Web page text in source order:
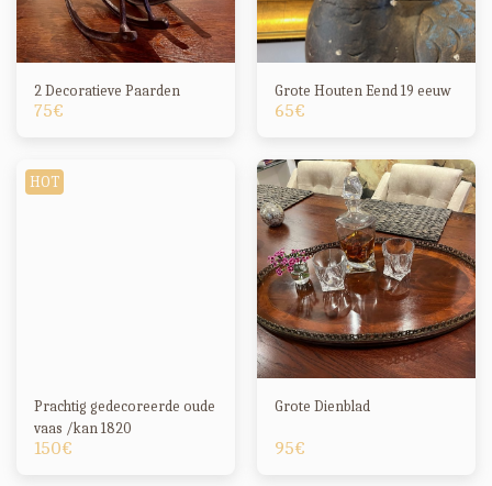
2 Decoratieve Paarden
75€
Grote Houten Eend 19 eeuw
65€
HOT
Prachtig gedecoreerde oude
vaas /kan 1820
150€
Grote Dienblad
95€